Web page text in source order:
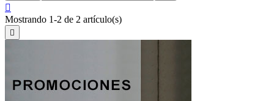

Mostrando 1-2 de 2 artículo(s)
